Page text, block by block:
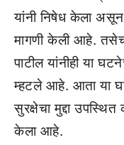
यांनी निषेध केला असून
मागणी केली आहे.
पाटील यांनीही या
म्हटले आहे. आता या
सुरक्षेचा मुद्दा
केला आहे.